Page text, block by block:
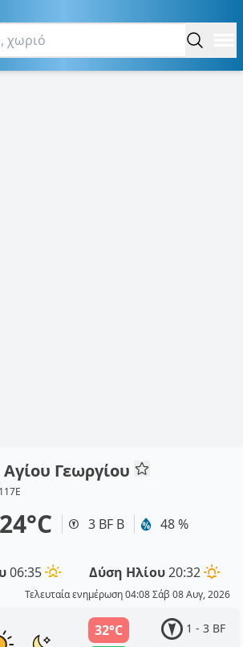
Γεωργίου
24°C 3 BF Β 48 %
06:35 Δύση Ηλίου20:32
Τελευταία ενημέρωση 04:08 Σάβ 08 Αυγ, 2026
32°C
1 - 3 BF